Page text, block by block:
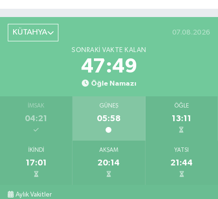
KÜTAHYA 07.08.2026
SONRAKI VAKTE KALAN
47:47
Öğle Namazı
İMSAK
04:21
GÜNEŞ
05:58
ÖĞLE
13:11
İKINDI
17:01
AKŞAM
20:14
YATSI
21:44
Aylık Vakitler